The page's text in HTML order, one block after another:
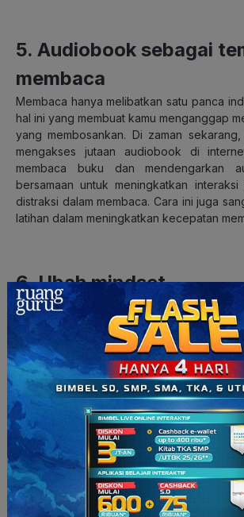
5. Audiobook sebagai
membaca
Membaca hanya melibatkan satu panca
hal ini yang membuat kamu menganggap
yang membosankan. Di zaman
mengakses jutaan audiobook di
membaca buku dan mendengarkan
bersamaan untuk meningkatkan
distraksi dalam membaca. Cara ini juga
latihan dalam meningkatkan kecepatan
6. Ubah mindset
Tips terakhir yang juga tidak kalah
pola pikir kita tentang membaca. Jika kita
kamu adalah orang yang tidak suka
akan sangat terasa sulit untuk
anggap diri kamu sebagai orang
niscaya tips di atas akan sangat mudah
Selain buku, kebiasaan membaca juga
dengan membaca artikel atau blog yang
satunya, kamu bisa membaca fakta
ruangbaca oleh Ruangguru!